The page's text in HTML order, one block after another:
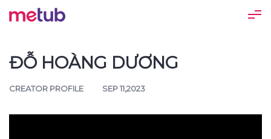
ĐỖ HOÀNG DƯƠNG
CREATOR PROFILE SEP 11,2023